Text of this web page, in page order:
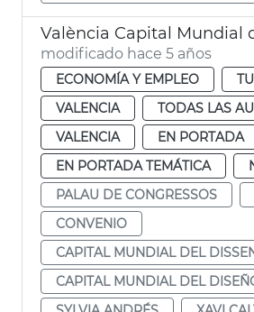
València Capital Mundial
modificado hace 5 años
ECONOMÍA Y EMPLEO
VALENCIA
TODAS LAS
VALENCIA
EN PORTADA
EN PORTADA TEMÁTICA
PALAU DE CONGRESSOS
CONVENIO
CAPITAL MUNDIAL DEL
CAPITAL MUNDIAL DEL